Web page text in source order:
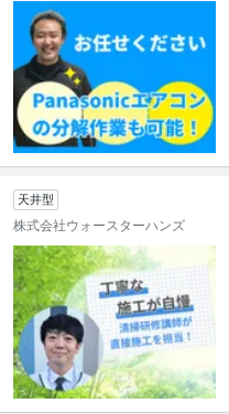
天井型
株式会社ウォースターハンズ